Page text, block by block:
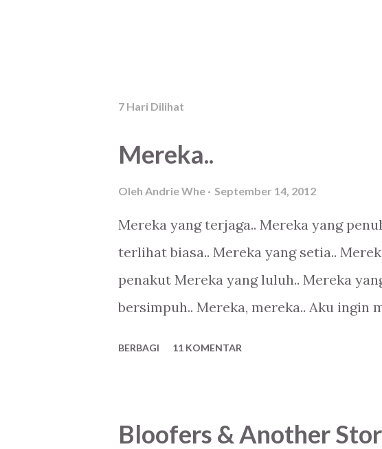
7 Hari Dilihat
Mereka..
Oleh Andrie Whe September 14, 2012
Mereka yang terjaga.. Mereka yang
terlihat biasa.. Mereka yang setia..
penakut Mereka yang luluh.. Mereka
bersimpuh.. Mereka, mereka.. Aku ingin
BERBAGI 11 KOMENTAR
Bloofers & Another